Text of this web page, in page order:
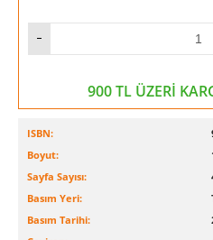
900 TL ÜZERİ
ISBN:
Boyut:
Sayfa Sayısı:
Basım Yeri:
Basım Tarihi: